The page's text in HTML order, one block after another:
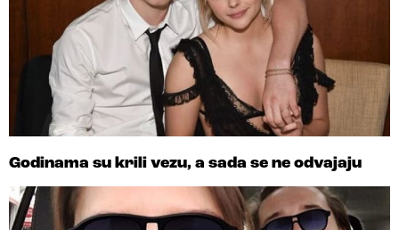
Godinama su krili vezu, a sada se ne odvajaju